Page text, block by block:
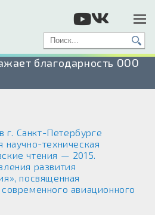
благодарность ООО
г. Санкт-Петербурге
научно-техническая
чтения — 2015.
развития
посвященная
авиационного